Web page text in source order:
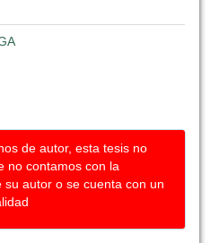
de autor, esta tesis no
no contamos con la
autor o se cuenta con un